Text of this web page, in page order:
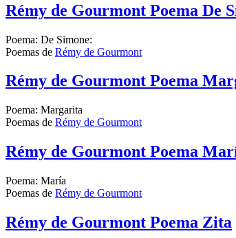
Rémy de Gourmont Poema De
Poema: De Simone:
Poemas de Rémy de Gourmont
Rémy de Gourmont Poema
Poema: Margarita
Poemas de Rémy de Gourmont
Rémy de Gourmont Poema
Poema: María
Poemas de Rémy de Gourmont
Rémy de Gourmont Poema Zita